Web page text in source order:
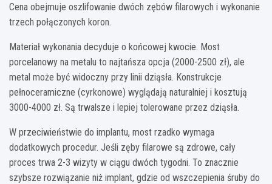
Cena obejmuje oszlifowanie dwóch zębów filarowych i wykonanie
trzech połączonych koron.
Materiał wykonania decyduje o końcowej kwocie. Most
porcelanowy na metalu to najtańsza opcja (2000-2500 zł), ale
metal może być widoczny przy linii dziąsła. Konstrukcje
pełnoceramiczne (cyrkonowe) wyglądają naturalniej i kosztują
3000-4000 zł. Są trwalsze i lepiej tolerowane przez dziąsła.
W przeciwieństwie do implantu, most rzadko wymaga
dodatkowych procedur. Jeśli zęby filarowe są zdrowe, cały
proces trwa 2-3 wizyty w ciągu dwóch tygodni. To znacznie
szybsze rozwiązanie niż implant, gdzie od wszczepienia śruby do